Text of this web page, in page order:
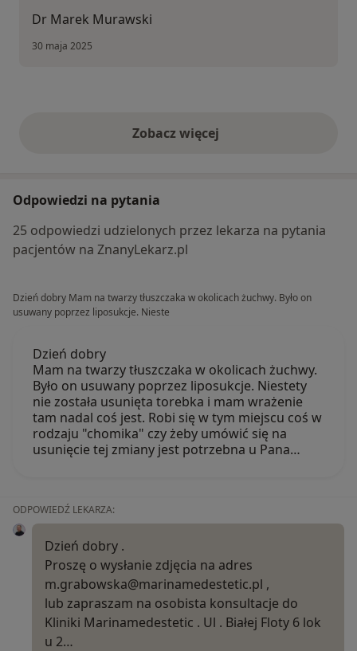
Dr Marek Murawski
30 maja 2025
Zobacz więcejopinie powyżej
Odpowiedzi na pytania
25 odpowiedzi udzielonych przez lekarza na pytania
pacjentów na ZnanyLekarz.pl
Dzień dobry Mam na twarzy tłuszczaka w okolicach żuchwy. Było on
usuwany poprzez liposukcje. Nieste
Dzień dobry
Mam na twarzy tłuszczaka w okolicach żuchwy.
Było on usuwany poprzez liposukcje. Niestety
nie została usunięta torebka i mam wrażenie
tam nadal coś jest. Robi się w tym miejscu coś w
rodzaju "chomika" czy żeby umówić się na
usunięcie tej zmiany jest potrzebna u Pana…
ODPOWIEDŹ LEKARZA:
Dzień dobry .
Proszę o wysłanie zdjęcia na adres
m.grabowska@marinamedestetic.pl ,
lub zapraszam na osobista konsultacje do
Kliniki Marinamedestetic . Ul . Białej Floty 6 lok
u 2…